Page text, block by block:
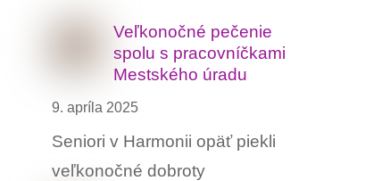
Veľkonočné pečenie
spolu s pracovníčkami
Mestského úradu
9. apríla 2025
Seniori v Harmonii opäť piekli
veľkonočné dobroty